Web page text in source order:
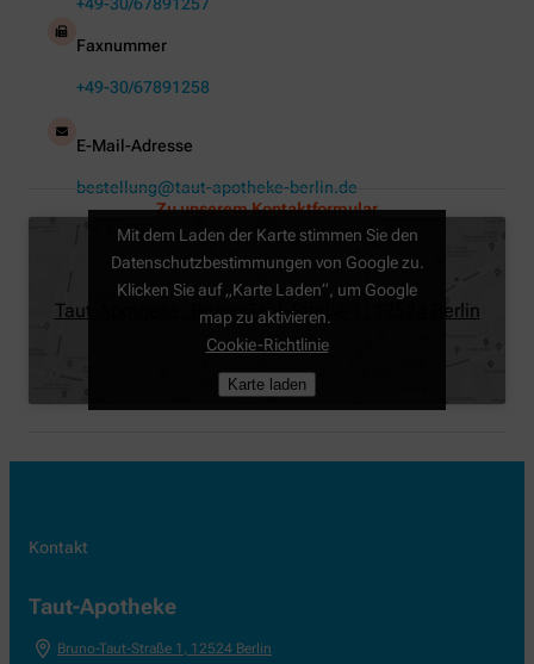
+49-30/67891257
Faxnummer
+49-30/67891258
E-Mail-Adresse
bestellung@taut-apotheke-berlin.de
Zu unserem Kontaktformular
Taut-Apotheke, Bruno-Taut-Straße 1, 12524 Berlin
Mit dem Laden der Karte stimmen Sie den
Datenschutzbestimmungen von Google zu.
Klicken Sie auf „Karte Laden“, um Google
map zu aktivieren.
Cookie-Richtlinie
Karte laden
Kontakt
Taut-Apotheke
Bruno-Taut-Straße 1 , 12524 Berlin